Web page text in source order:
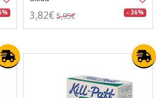
3,82€ 5,95€ - 36%